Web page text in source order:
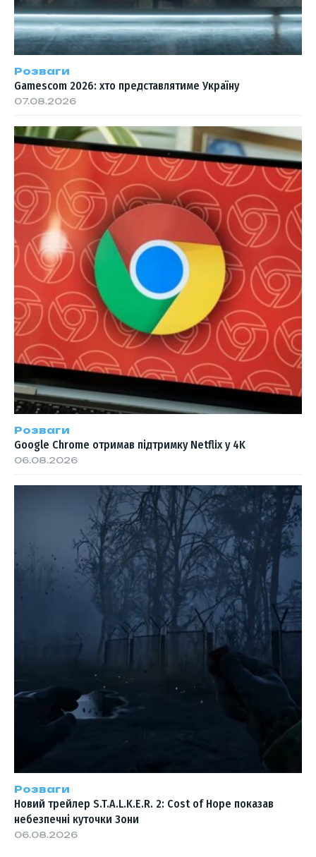
Розваги
Gamescom 2026: хто представлятиме Україну
07.08.2026
Розваги
Google Chrome отримав підтримку Netflix у 4K
06.08.2026
Розваги
Новий трейлер S.T.A.L.K.E.R. 2: Cost of Hope показав
небезпечні куточки Зони
06.08.2026